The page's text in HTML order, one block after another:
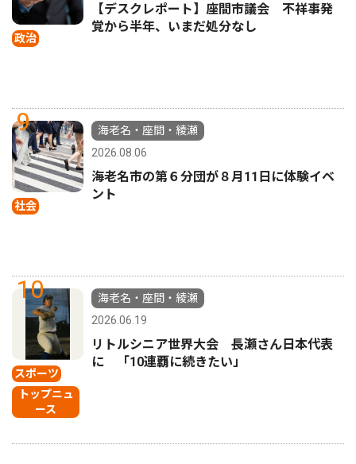
政治
【デスクレポート】座間市議会 不祥事発
覚から半年、いまだ処分なし
9
社会
海老名・座間・綾瀬
2026.08.06
海老名市の第６分団が８月11日に体験イベ
ント
10
スポーツ
トップニュ
ース
海老名・座間・綾瀬
2026.06.19
リトルシニア世界大会 長瀬さん日本代表
に 「10連覇に続きたい」